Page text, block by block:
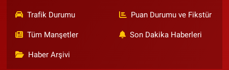
Trafik Durumu Puan Durumu ve Fikstür
Tüm Manşetler Son Dakika Haberleri
Haber Arşivi